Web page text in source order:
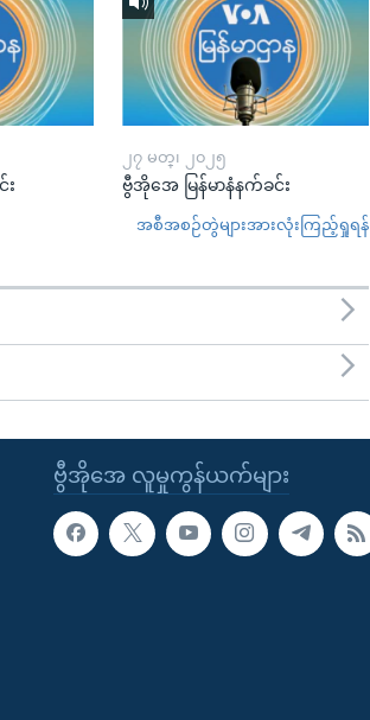
း
၂၇ မတ္၊ ၂၀၂၅
ဗွီအိုအေ မြန်မာနံနက်ခင်း
အစီအစဉ်တွဲများအားလုံးကြည့်ရှုရန်
ဗွီအိုအေ လူမှုကွန်ယက်များ